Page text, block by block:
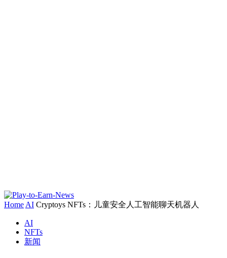
Home AI Cryptoys NFTs：儿童安全人工智能聊天机器人
AI
NFTs
新闻